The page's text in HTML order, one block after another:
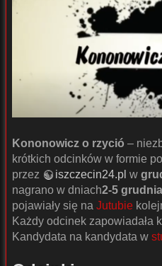
Kononowicz o rzyció –
krótkich odcinków w formie
przez
iszczecin24.pl w
nagrano w dniach2-5
pojawiały się na Jutubie
Każdy odcinek zapowiadała
Kandydata na kandydata w